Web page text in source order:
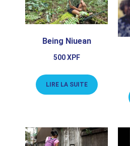
Being Niuean
500XPF
LIRE LA SUITE